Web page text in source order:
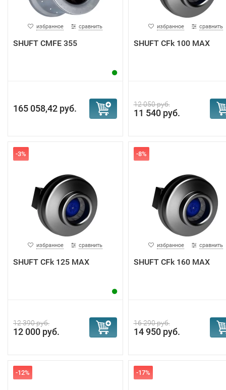
избранное сравнить
SHUFT CMFE 355
165 058,42 руб.
избранное сравнить
SHUFT CFk 100 MAX
12 050 руб.
11 540 руб.
-3%
избранное сравнить
SHUFT CFk 125 MAX
12 390 руб.
12 000 руб.
-8%
избранное сравнить
SHUFT CFk 160 MAX
16 290 руб.
14 950 руб.
-12% -17%